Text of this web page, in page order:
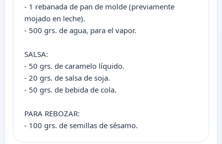
- 1 rebanada de pan de molde (previamente
mojado en leche).
- 500 grs. de agua, para el vapor.
SALSA:
- 50 grs. de caramelo líquido.
- 20 grs. de salsa de soja.
- 50 grs. de bebida de cola.
PARA REBOZAR:
- 100 grs. de semillas de sésamo.